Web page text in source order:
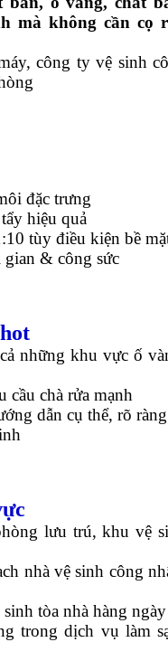
mà không cần cọ
công ty vệ sinh
đặc trưng
hiệu quả
tùy điều kiện bề
gian & công sức
những khu vực ố
cầu chà rửa mạnh
dẫn cụ thể, rõ ràng
lưu trú, khu vệ
nhà vệ sinh công
tòa nhà hàng ngày
trong dịch vụ làm